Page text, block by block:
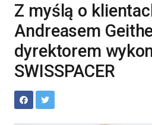
Z myślą o
Andreasem
dyrektorem
SWISSPACER